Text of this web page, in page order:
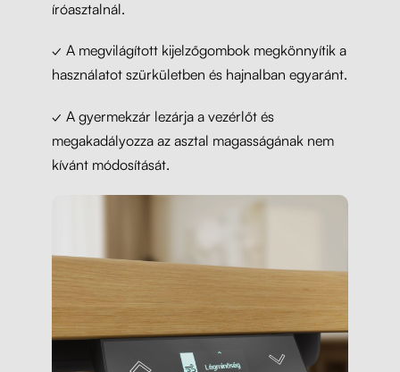
íróasztalnál.
✓ A megvilágított kijelzőgombok megkönnyítik a
használatot szürkületben és hajnalban egyaránt.
✓ A gyermekzár lezárja a vezérlőt és
megakadályozza az asztal magasságának nem
kívánt módosítását.